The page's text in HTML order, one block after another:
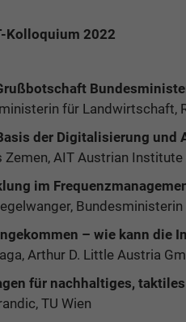
Kolloquium 2022
für Landwirtschaft,
der Digitalisierung und
Zemen, AIT Austrian
im
– wie kann die
Arthur D. Little Austria
für nachhaltiges,
TU Wien